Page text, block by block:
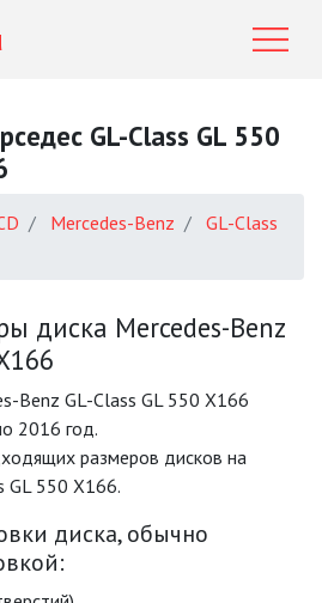
GL-Class GL 550
Mercedes-Benz
GL-Class
диска Mercedes-Benz
Benz GL-Class GL 550 X166
2016 год.
размеров дисков на
GL 550 X166.
диска, обычно